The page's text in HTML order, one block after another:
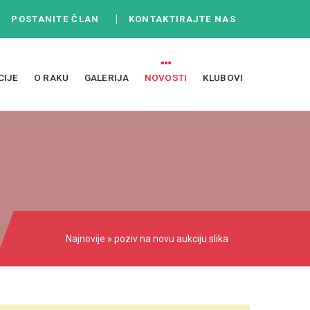
POSTANITE ČLAN KONTAKTIRAJTE NAS
O RAKU GALERIJA NOVOSTI KLUBOVI
Najnovije » poziv na novu aukciju slika